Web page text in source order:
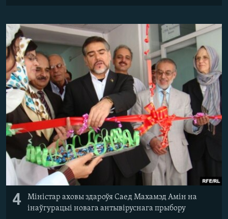
4
Міністар аховы здароўя Саед Махамэд Амін на
інаўгурацыі новага антывіруснага прыбору